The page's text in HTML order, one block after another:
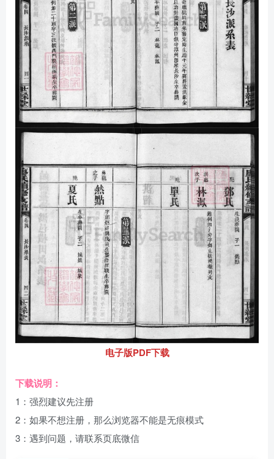
电子版PDF下载
下载说明：
1：强烈建议先注册
2：如果不想注册，那么浏览器不能是无痕模式
3：遇到问题，请联系页底微信